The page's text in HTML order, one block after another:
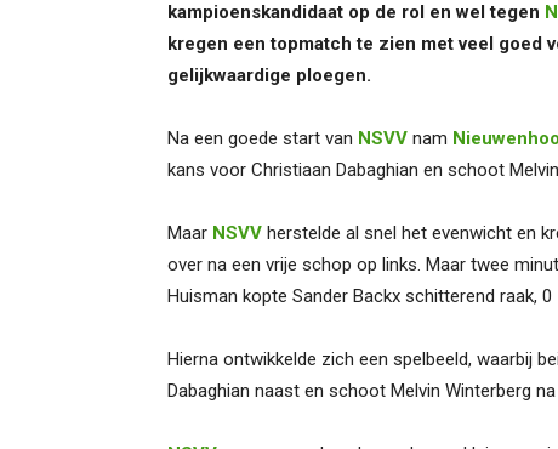
kampioenskandidaat op de rol en wel tegen
kregen een topmatch te zien met veel goed
gelijkwaardige ploegen.
Na een goede start van NSVV nam
kans voor Christiaan Dabaghian en schoot
Maar NSVV herstelde al snel het evenwicht en
over na een vrije schop op links. Maar twee
Huisman kopte Sander Backx schitterend raak, 0
Hierna ontwikkelde zich een spelbeeld, waarbij
Dabaghian naast en schoot Melvin Winterberg